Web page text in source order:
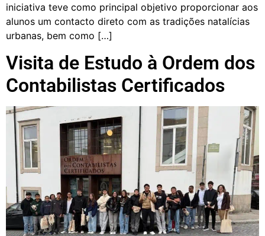
iniciativa teve como principal objetivo proporcionar aos
alunos um contacto direto com as tradições natalícias
urbanas, bem como […]
Visita de Estudo à Ordem dos
Contabilistas Certificados